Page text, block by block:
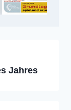
Jahres